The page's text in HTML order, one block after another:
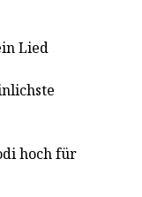
Lied
hoch für